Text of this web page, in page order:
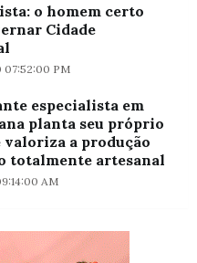
o homem certo
Cidade
PM
especialista em
planta seu próprio
valoriza a produção
totalmente artesanal
AM